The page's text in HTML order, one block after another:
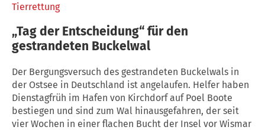
Tierrettung
„Tag der Entscheidung“ für den
gestrandeten Buckelwal
Der Bergungsversuch des gestrandeten Buckelwals in
der Ostsee in Deutschland ist angelaufen. Helfer haben
Dienstagfrüh im Hafen von Kirchdorf auf Poel Boote
bestiegen und sind zum Wal hinausgefahren, der seit
vier Wochen in einer flachen Bucht der Insel vor Wismar